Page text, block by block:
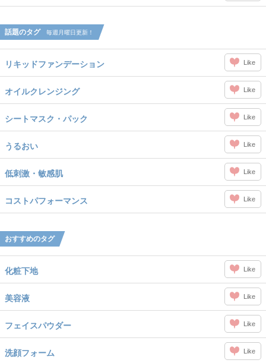
話題のタグ 毎週月曜日更新！
リキッドファンデーション Like
オイルクレンジング Like
シートマスク・パック Like
うるおい Like
低刺激・敏感肌 Like
コストパフォーマンス Like
おすすめのタグ
化粧下地 Like
美容液 Like
フェイスパウダー Like
洗顔フォーム Like